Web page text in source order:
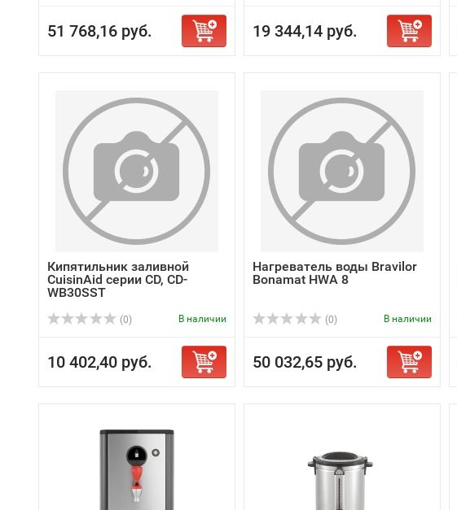
51 768,16 руб. 19 344,14 руб.
Кипятильник заливной
CuisinAid серии CD, CD-
WB30SST
(0) В наличии
10 402,40 руб.
Нагреватель воды Bravilor
Bonamat HWA 8
(0) В наличии
50 032,65 руб.